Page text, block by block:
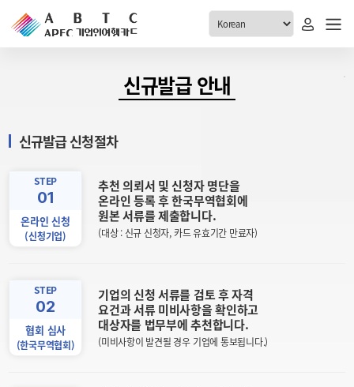
ABTC 전체메뉴
ABTC 제도 소개
발급 자격요건
신규발급 안내
재발급 안내
신청
취소
고객센터
공지사항
1:1 문의
신규발급 안내
신규발급 신청절차
STEP
01
온라인 신청
(신청기업)
추천 의뢰서 및 신청자 명단을
온라인 등록 후 한국무역협회에
원본 서류를 제출합니다.
(대상 : 신규 신청자, 카드 유효기간 만료자)
STEP
02
협회 심사
(한국무역협회)
기업의 신청 서류를 검토 후 자격
요건과 서류 미비사항을 확인하고
대상자를 법무부에 추천합니다.
(미비사항이 발견될 경우 기업에 통보됩니다.)